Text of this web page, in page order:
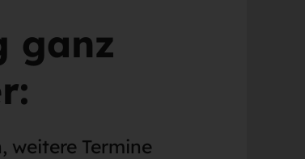
ganz
weitere Termine